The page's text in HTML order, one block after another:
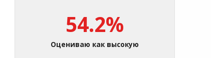
54.2%
Оцениваю как высокую